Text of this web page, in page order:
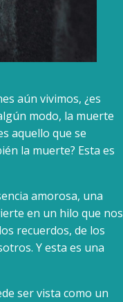
aún vivimos, ¿es
modo, la muerte
aquello que se
la muerte? Esta es
amorosa, una
en un hilo que nos
recuerdos, de los
Y esta es una
ser vista como un